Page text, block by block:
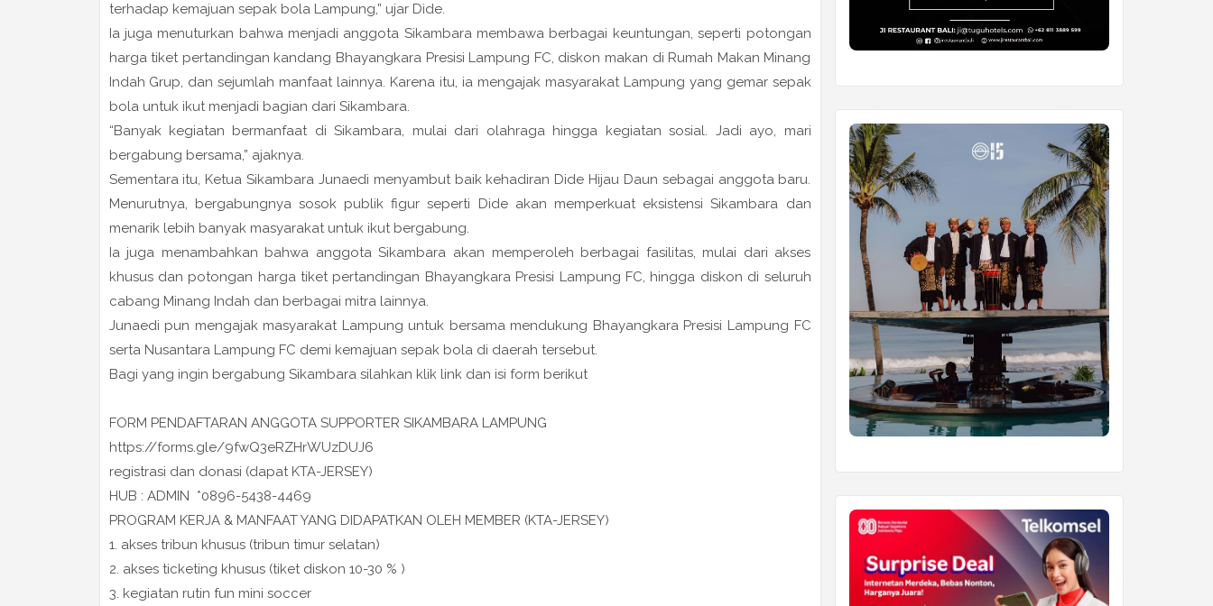
terhadap kemajuan sepak bola Lampung,” ujar Dide.
Ia juga menuturkan bahwa menjadi anggota Sikambara membawa berbagai keuntungan, seperti potongan
harga tiket pertandingan kandang Bhayangkara Presisi Lampung FC, diskon makan di Rumah Makan Minang
Indah Grup, dan sejumlah manfaat lainnya. Karena itu, ia mengajak masyarakat Lampung yang gemar sepak
bola untuk ikut menjadi bagian dari Sikambara.
“Banyak kegiatan bermanfaat di Sikambara, mulai dari olahraga hingga kegiatan sosial. Jadi ayo, mari
bergabung bersama,” ajaknya.
Sementara itu, Ketua Sikambara Junaedi menyambut baik kehadiran Dide Hijau Daun sebagai anggota baru.
Menurutnya, bergabungnya sosok publik figur seperti Dide akan memperkuat eksistensi Sikambara dan
menarik lebih banyak masyarakat untuk ikut bergabung.
Ia juga menambahkan bahwa anggota Sikambara akan memperoleh berbagai fasilitas, mulai dari akses
khusus dan potongan harga tiket pertandingan Bhayangkara Presisi Lampung FC, hingga diskon di seluruh
cabang Minang Indah dan berbagai mitra lainnya.
Junaedi pun mengajak masyarakat Lampung untuk bersama mendukung Bhayangkara Presisi Lampung FC
serta Nusantara Lampung FC demi kemajuan sepak bola di daerah tersebut.
Bagi yang ingin bergabung Sikambara silahkan klik link dan isi form berikut
FORM PENDAFTARAN ANGGOTA SUPPORTER SIKAMBARA LAMPUNG
https://forms.gle/9fwQ3eRZHrWUzDUJ6
registrasi dan donasi (dapat KTA-JERSEY)
HUB : ADMIN *0896-5438-4469
PROGRAM KERJA & MANFAAT YANG DIDAPATKAN OLEH MEMBER (KTA-JERSEY)
1. akses tribun khusus (tribun timur selatan)
2. akses ticketing khusus (tiket diskon 10-30 % )
3. kegiatan rutin fun mini soccer